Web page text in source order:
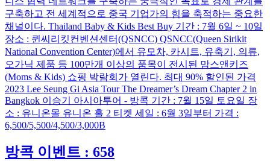
구축하고 전 세계적으로 중국 기업가의 힘을 축적하는 중요한
채널이다. Thailand Baby & Kids Best Buy 기간 : 7월 6일 ~ 10일
장소 : 퀸씨리킷컨벤션센터(QSNCC) QSNCC(Queen Sirikit
National Convention Center)에서 유모차, 카시트, 유축기, 의류,
오가닉 제품 등 100만개 이상의 품목이 전시된 맘스앤키즈
(Moms & Kids) 쇼핑 박람회가 열린다. 최대 90% 할인된 가격
2023 Lee Seung Gi Asia Tour The Dreamer’s Dream Chapter 2 in
Bangkok 이승기 아시아투어 - 방콕 기간 : 7월 15일 토요일 장
소 : 유니온몰 유니온 홀 2 티켓 세일 : 6월 3일부터 가격 :
6,500/5,500/4,500/3,000B
방콕 이벤트 : 658